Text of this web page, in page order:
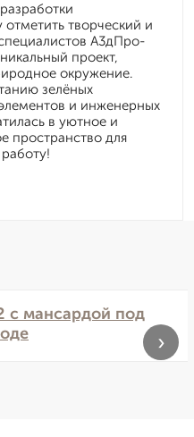
творческий и
А3дПро-
проект,
окружение.
зелёных
и инженерных
в уютное и
пространство для
с мансардой под
›